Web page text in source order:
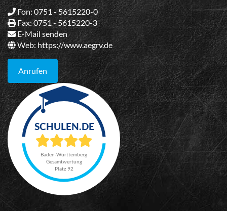
Fon: 0751 - 5615220-0
Fax: 0751 - 5615220-3
E-Mail senden
Web: https://www.aegrv.de
Anrufen
Baden-Württemberg
Gesamtwertung
Platz 92